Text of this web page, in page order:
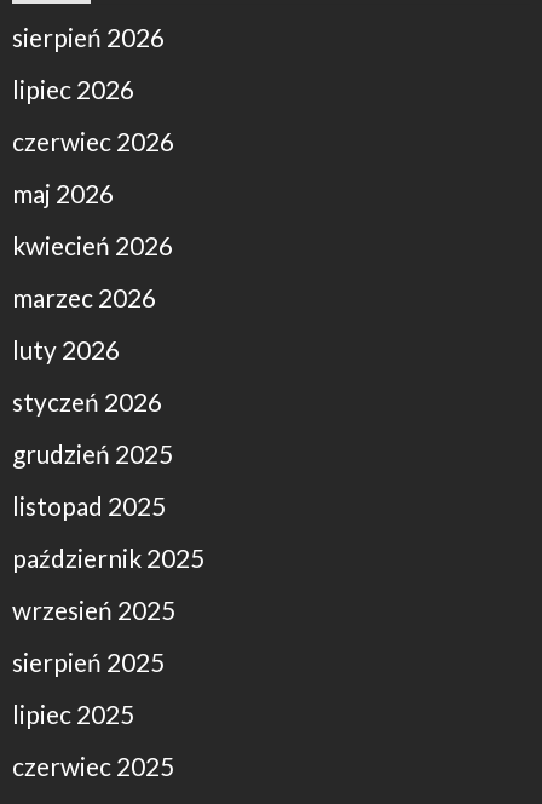
sierpień 2026
lipiec 2026
czerwiec 2026
maj 2026
kwiecień 2026
marzec 2026
luty 2026
styczeń 2026
grudzień 2025
listopad 2025
październik 2025
wrzesień 2025
sierpień 2025
lipiec 2025
czerwiec 2025